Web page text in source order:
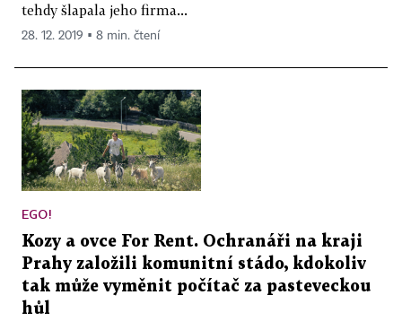
tehdy šlapala jeho firma...
28. 12. 2019 ▪ 8 min. čtení
EGO!
Kozy a ovce For Rent. Ochranáři na kraji
Prahy založili komunitní stádo, kdokoliv
tak může vyměnit počítač za pasteveckou
hůl